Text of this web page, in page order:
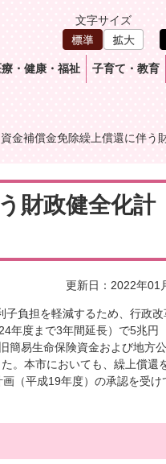
文字サイズ
療・健康・福祉 子育て・教育
金補償金免除繰上償還に伴う
財政健全化計
更新日：2022年01
負担を軽減するため、行政改
年度まで3年間延長）で5兆円
簡易生命保険資金および地方
。本市においても、繰上償還
（平成19年度）の承認を受け